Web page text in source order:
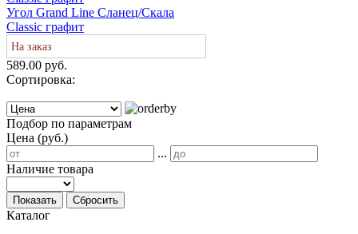
Угол Grand Line Сланец/Скала
Classic графит
На заказ
589.00 руб.
Сортировка:
Подбор по параметрам
Цена (руб.)
...
Наличие товара
Показать Сбросить
Каталог